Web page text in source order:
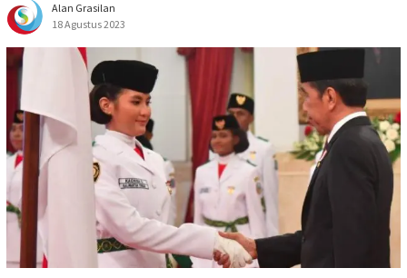
Alan Grasilan
18 Agustus 2023